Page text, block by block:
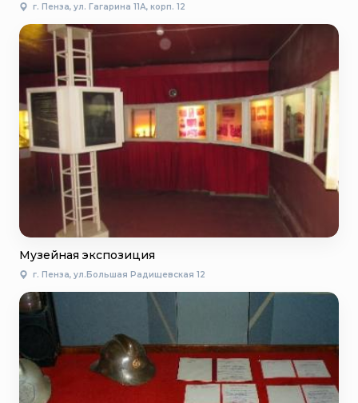
г. Пенза, ул. Гагарина 11А, корп. 12
Музейная экспозиция
г. Пенза, ул.Большая Радищевская 12